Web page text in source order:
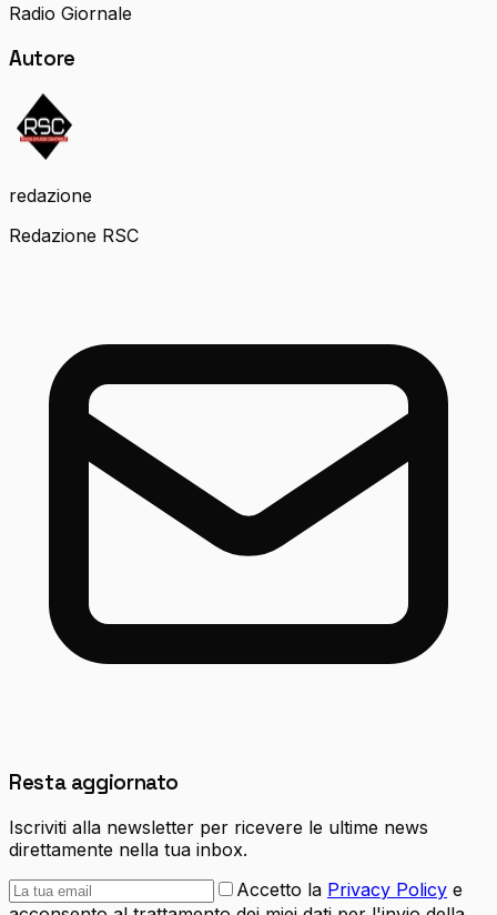
Radio Giornale
Autore
redazione
Redazione RSC
Resta aggiornato
Iscriviti alla newsletter per ricevere le ultime news
direttamente nella tua inbox.
Accetto la Privacy Policy e